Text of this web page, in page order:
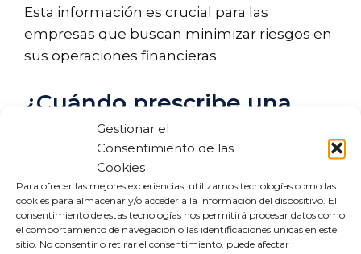
Gestionar el
Consentimiento de las
Cookies
Para ofrecer las mejores experiencias, utilizamos tecnologías como las
cookies para almacenar y/o acceder a la información del dispositivo. El
consentimiento de estas tecnologías nos permitirá procesar datos como
el comportamiento de navegación o las identificaciones únicas en este
sitio. No consentir o retirar el consentimiento, puede afectar
Esta información es crucial para las
empresas que buscan minimizar riesgos en
sus operaciones financieras.
¿Cuándo prescribe una
deuda en Badexcug?
La prescripción de una deuda en el fichero
Badexcug es un aspecto importante que los
deudores deben conocer. Generalmente,
una deuda prescribe después de seis años